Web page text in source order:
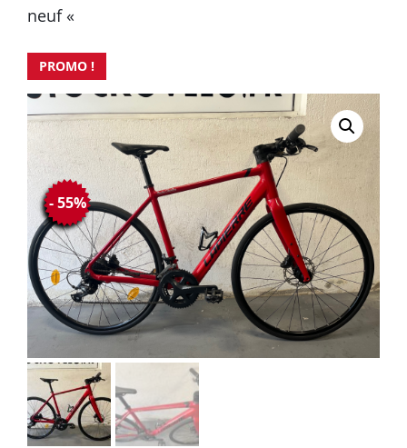
neuf «
PROMO !
- 55%